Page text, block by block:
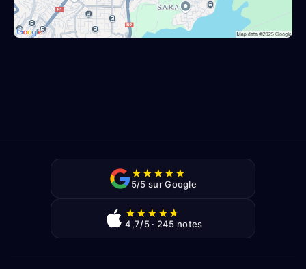
★★★★★
5/5 sur Google
★★★★★
4,7/5 · 245 notes